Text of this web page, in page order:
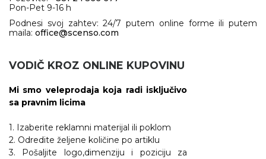
Pon-Pet 9-16 h
Podnesi svoj zahtev: 24/7 putem online forme ili putem
maila: office@scenso.com
VODIČ KROZ ONLINE KUPOVINU
Mi smo veleprodaja koja radi isključivo
sa pravnim licima
1. Izaberite reklamni materijal ili poklom
2. Odredite željene količine po artiklu
3. Pošaljite logo,dimenziju i poziciju za